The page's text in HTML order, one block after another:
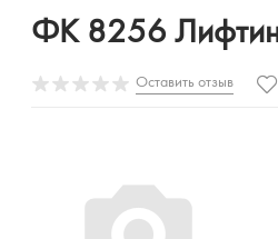
ФК 8256
Оставить отзыв